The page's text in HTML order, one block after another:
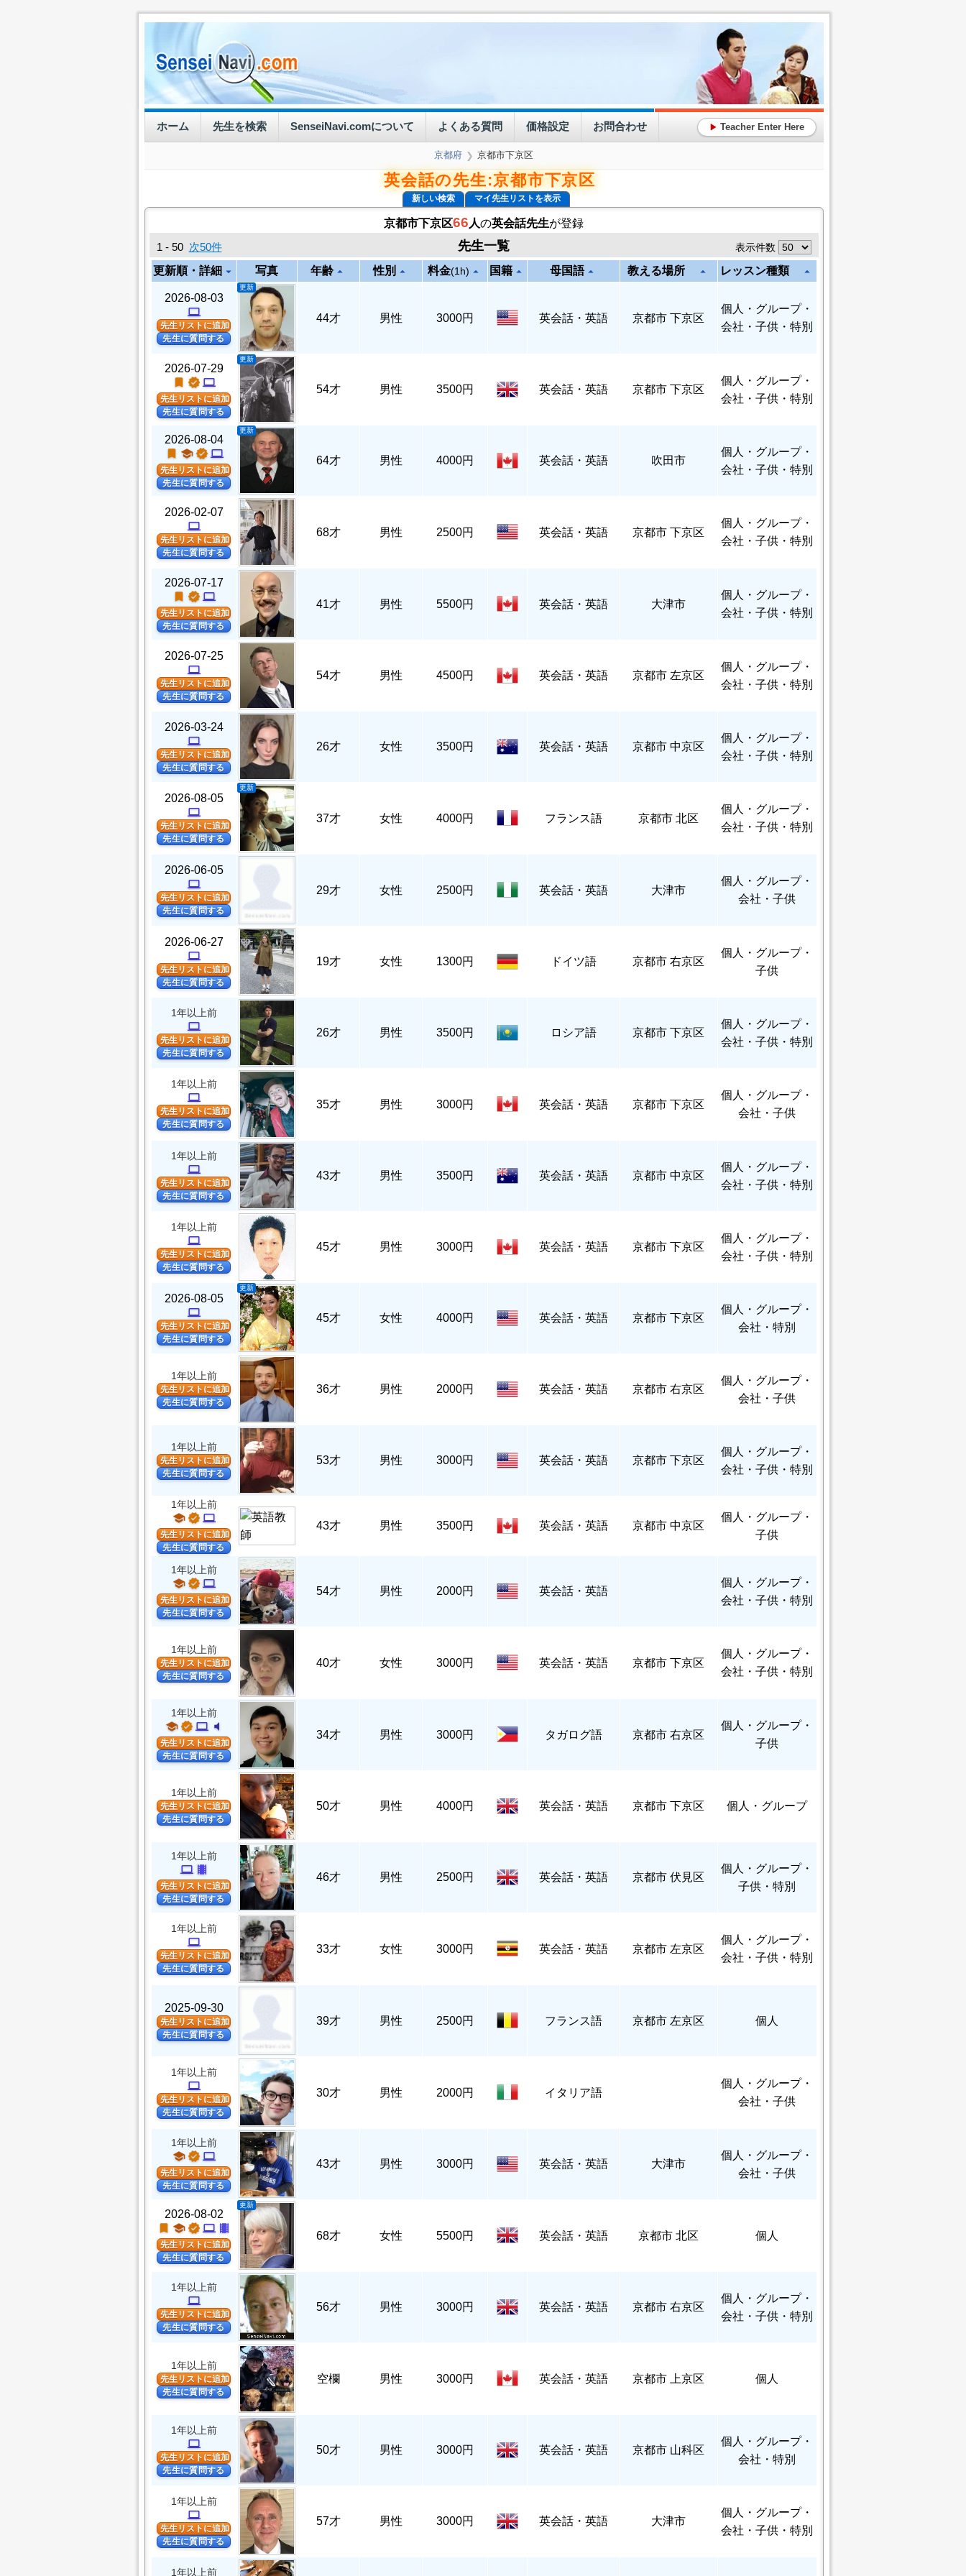
ホーム 先生を検索 SenseiNavi.comについて よくある質問 価格設定 お問合わせ ▶ Teacher Enter Here
京都府 ❯ 京都市下京区
英会話の先生:京都市下京区
新しい検索 マイ先生リストを表示
京都市下京区66 人の英会話先生が登録
先生一覧
1 - 50 次50件 表示件数
更新順・詳細 arrow_drop_down 写真 年齢arrow_drop_up 性別 arrow_drop_up 料金(1h) arrow_drop_up 国籍arrow_drop_up 母国語arrow_drop_up 教える場所 arrow_drop_up レッスン種類 arrow_drop_up
2026-08-03
computer
先生リストに追加
先生に質問する
更新
44才 男性 3000円 英会話・英語 京都市 下京区
個人
・グループ・
会社・子供・特別
2026-07-29
turned_in verified computer
先生リストに追加
先生に質問する
更新
54才 男性 3500円 英会話・英語 京都市 下京区
個人
・グループ・
会社・子供・特別
2026-08-04
turned_in school verified computer
先生リストに追加
先生に質問する
更新
64才 男性 4000円 英会話・英語 吹田市
個人
・グループ・
会社・子供・特別
2026-02-07
computer
先生リストに追加
先生に質問する
68才 男性 2500円 英会話・英語 京都市 下京区
個人
・グループ・
会社・子供・特別
2026-07-17
turned_in verified computer
先生リストに追加
先生に質問する
41才 男性 5500円 英会話・英語 大津市
個人
・グループ・
会社・子供・特別
2026-07-25
computer
先生リストに追加
先生に質問する
54才 男性 4500円 英会話・英語 京都市 左京区
個人
・グループ・
会社・子供・特別
2026-03-24
computer
先生リストに追加
先生に質問する
26才 女性 3500円 英会話・英語 京都市 中京区
個人
・グループ・
会社・子供・特別
2026-08-05
computer
先生リストに追加
先生に質問する
更新
37才 女性 4000円 フランス語 京都市 北区
個人
・グループ・
会社・子供・特別
2026-06-05
computer
先生リストに追加
先生に質問する
29才 女性 2500円 英会話・英語 大津市
個人
・グループ・
会社・子供
2026-06-27
computer
先生リストに追加
先生に質問する
19才 女性 1300円 ドイツ語 京都市 右京区
個人
・グループ・
子供
1年以上前
computer
先生リストに追加
先生に質問する
26才 男性 3500円 ロシア語 京都市 下京区
個人
・グループ・
会社・子供・特別
1年以上前
computer
先生リストに追加
先生に質問する
35才 男性 3000円 英会話・英語 京都市 下京区
個人
・グループ・
会社・子供
1年以上前
computer
先生リストに追加
先生に質問する
43才 男性 3500円 英会話・英語 京都市 中京区
個人
・グループ・
会社・子供・特別
1年以上前
computer
先生リストに追加
先生に質問する
45才 男性 3000円 英会話・英語 京都市 下京区
個人
・グループ・
会社・子供・特別
2026-08-05
computer
先生リストに追加
先生に質問する
更新
45才 女性 4000円 英会話・英語 京都市 下京区
個人
・グループ・
会社・特別
1年以上前
先生リストに追加
先生に質問する
36才 男性 2000円 英会話・英語 京都市 右京区
個人
・グループ・
会社・子供
1年以上前
先生リストに追加
先生に質問する
53才 男性 3000円 英会話・英語 京都市 下京区
個人
・グループ・
会社・子供・特別
1年以上前
school verified computer
先生リストに追加
先生に質問する
43才 男性 3500円 英会話・英語 京都市 中京区
個人
・グループ・
子供
1年以上前
school verified computer
先生リストに追加
先生に質問する
54才 男性 2000円 英会話・英語
個人
・グループ・
会社・子供・特別
1年以上前
先生リストに追加
先生に質問する
40才 女性 3000円 英会話・英語 京都市 下京区
個人
・グループ・
会社・子供・特別
1年以上前
school verified computer volume_mute
先生リストに追加
先生に質問する
34才 男性 3000円 タガログ語 京都市 右京区
個人
・グループ・
子供
1年以上前
先生リストに追加
先生に質問する
50才 男性 4000円 英会話・英語 京都市 下京区 個人 ・グループ
1年以上前
computer theaters
先生リストに追加
先生に質問する
46才 男性 2500円 英会話・英語 京都市 伏見区
個人
・グループ・
子供・特別
1年以上前
computer
先生リストに追加
先生に質問する
33才 女性 3000円 英会話・英語 京都市 左京区
個人
・グループ・
会社・子供・特別
2025-09-30
先生リストに追加
先生に質問する
39才 男性 2500円 フランス語 京都市 左京区 個人
1年以上前
computer
先生リストに追加
先生に質問する
30才 男性 2000円 イタリア語
個人
・グループ・
会社・子供
1年以上前
school verified computer
先生リストに追加
先生に質問する
43才 男性 3000円 英会話・英語 大津市
個人
・グループ・
会社・子供
2026-08-02
turned_in school verified computer theaters
先生リストに追加
先生に質問する
更新
68才 女性 5500円 英会話・英語 京都市 北区 個人
1年以上前
computer
先生リストに追加
先生に質問する
56才 男性 3000円 英会話・英語 京都市 右京区
個人
・グループ・
会社・子供・特別
1年以上前
先生リストに追加
先生に質問する
空欄 男性 3000円 英会話・英語 京都市 上京区 個人
1年以上前
computer
先生リストに追加
先生に質問する
50才 男性 3000円 英会話・英語 京都市 山科区
個人
・グループ・
会社・特別
1年以上前
computer
先生リストに追加
先生に質問する
57才 男性 3000円 英会話・英語 大津市
個人
・グループ・
会社・子供・特別
1年以上前